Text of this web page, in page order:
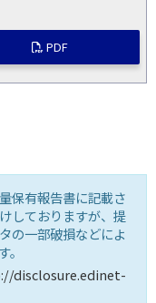
PDF
保有報告書に記載さ
しておりますが、提
の一部破損などによ
disclosure.edinet-